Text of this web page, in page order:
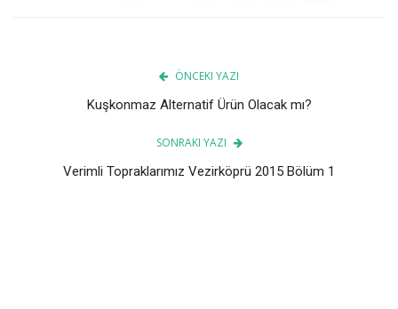
ÖNCEKI YAZI
Kuşkonmaz Alternatif Ürün Olacak mı?
SONRAKI YAZI
Verimli Topraklarımız Vezirköprü 2015 Bölüm 1